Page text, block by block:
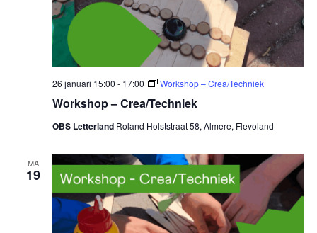
Workshop – Crea/Techniek
26 januari 15:00 - 17:00 Workshop – Crea/Techniek
OBS Letterland Roland Holststraat 58, Almere, Flevoland
MA
19